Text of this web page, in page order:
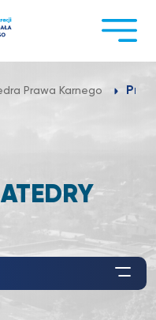
Prawa Karnego